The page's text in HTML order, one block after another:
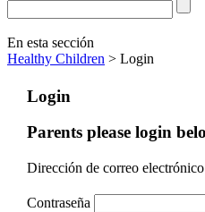
En esta sección
Healthy Children > Login
Login
Parents please login
Dirección de correo electrónico
Contraseña